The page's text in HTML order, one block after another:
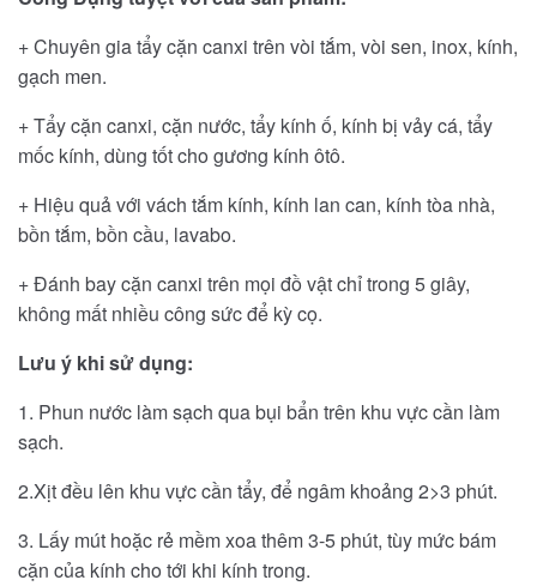
+ Chuyên gia tẩy cặn canxi trên vòi tắm, vòi sen, inox, kính,
gạch men.
+ Tẩy cặn canxi, cặn nước, tẩy kính ố, kính bị vảy cá, tẩy
mốc kính, dùng tốt cho gương kính ôtô.
+ Hiệu quả với vách tắm kính, kính lan can, kính tòa nhà,
bồn tắm, bồn cầu, lavabo.
+ Đánh bay cặn canxi trên mọi đồ vật chỉ trong 5 giây,
không mất nhiều công sức để kỳ cọ.
Lưu ý khi sử dụng:
1. Phun nước làm sạch qua bụi bẩn trên khu vực cần làm
sạch.
2.Xịt đều lên khu vực cần tẩy, để ngâm khoảng 2>3 phút.
3. Lấy mút hoặc rẻ mềm xoa thêm 3-5 phút, tùy mức bám
cặn của kính cho tới khi kính trong.